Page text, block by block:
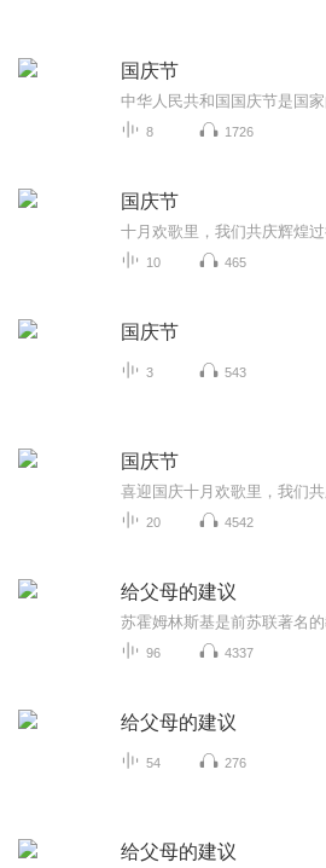
国庆节
8 1726
国庆节
10 465
国庆节
3 543
国庆节
20 4542
给父母的建议
96 4337
给父母的建议
54 276
给父母的建议